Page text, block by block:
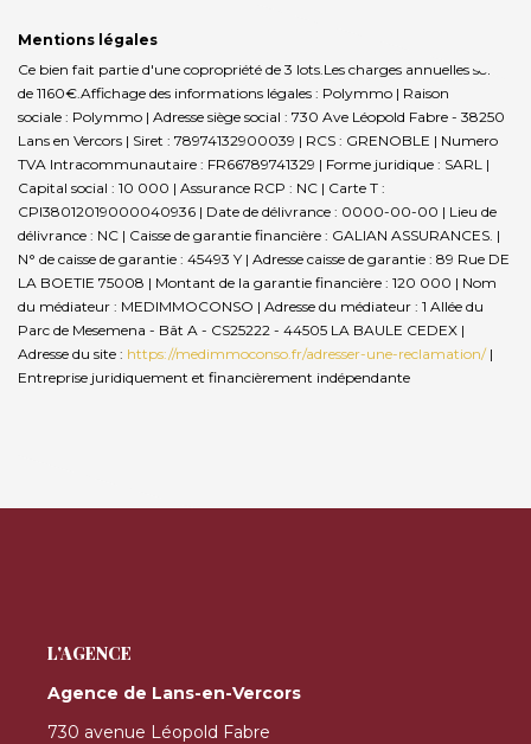
Mentions légales
Ce bien fait partie d'une copropriété de 3 lots.Les charges annuelles sont
de 1160€. Affichage des informations légales : Polymmo | Raison
sociale : Polymmo | Adresse siège social : 730 Ave Léopold Fabre - 38250
Lans en Vercors | Siret : 78974132900039 | RCS : GRENOBLE | Numero
TVA Intracommunautaire : FR66789741329 | Forme juridique : SARL |
Capital social : 10 000 | Assurance RCP : NC | Carte T :
CPI38012019000040936 | Date de délivrance : 0000-00-00 | Lieu de
délivrance : NC | Caisse de garantie financière : GALIAN ASSURANCES. |
N° de caisse de garantie : 45493 Y | Adresse caisse de garantie : 89 Rue DE
LA BOETIE 75008 | Montant de la garantie financière : 120 000 | Nom
du médiateur : MEDIMMOCONSO | Adresse du médiateur : 1 Allée du
Parc de Mesemena - Bât A - CS25222 - 44505 LA BAULE CEDEX |
Adresse du site : https://medimmoconso.fr/adresser-une-reclamation/|
Entreprise juridiquement et financièrement indépendante
L'AGENCE
Agence de Lans-en-Vercors
730 avenue Léopold Fabre